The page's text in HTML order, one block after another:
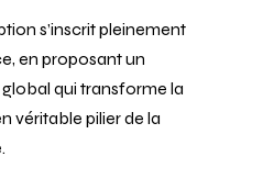
s’inscrit pleinement
en proposant un
qui transforme la
véritable pilier de la